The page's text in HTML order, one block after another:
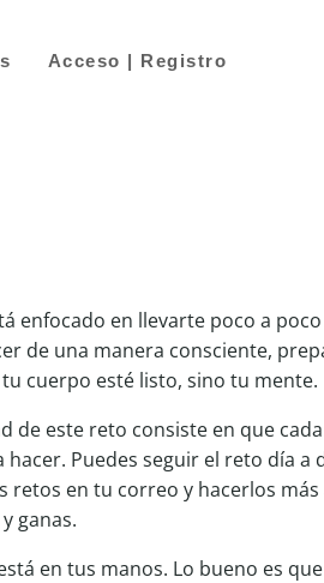
Acceso | Registro
enfocado en llevarte poco a
de una manera consciente,
cuerpo esté listo, sino tu mente.
de este reto consiste en que
Puedes seguir el reto día a
retos en tu correo y hacerlos
ganas.
en tus manos. Lo bueno es